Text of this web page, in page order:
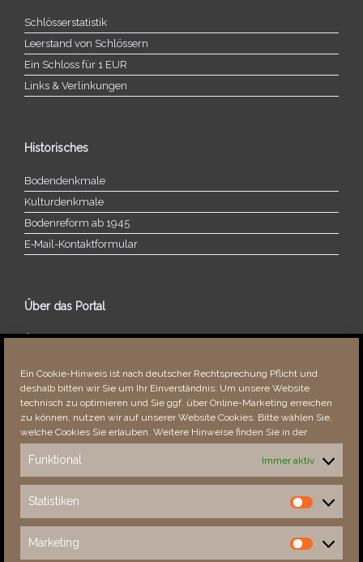
Ein Cookie-Hinweis ist nach deutscher Rechtsprechung Pflicht und
deshalb bitten wir Sie um Ihr Einverständnis: Um unsere Website
technisch zu optimieren und Sie ggf. über Online-Marketing erreichen
zu können, nutzen wir auf unserer Website Cookies. Bitte wählen Sie,
welche Cookies Sie erlauben. Weitere Hinweise finden Sie in der
Funktional Immer aktiv
Statistiken
Statistiken
Marketing
Marketing
Schlösserstatistik
Leerstand von Schlössern
Ein Schloss für 1 EUR
Links & Verlinkungen
Historisches
Bodendenkmale
Kulturdenkmale
Bodenreform ab 1945
E‑Mail-​​Kontaktformular
Über das Portal
Über dieses Portal
Fehler bemerkt?
Besucher seit 08/​2021
This Week
32049